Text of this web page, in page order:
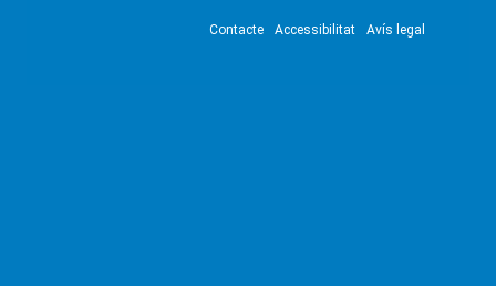
Contacte Accessibilitat Avís legal